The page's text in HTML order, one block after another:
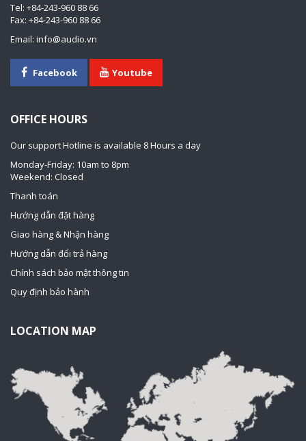
Tel: +84-243-960 88 66
Fax: +84-243-960 88 66
Email: info@audio.vn
Facebook Youtube
OFFICE HOURS
Our support Hotline is available 8 Hours a day
Monday-Friday: 10am to 8pm
Weekend: Closed
Thanh toán
Hướng dẫn đặt hàng
Giao hàng & Nhận hàng
Hướng dẫn đổi trả hàng
Chính sách bảo mật thông tin
Quy định bảo hành
LOCATION MAP